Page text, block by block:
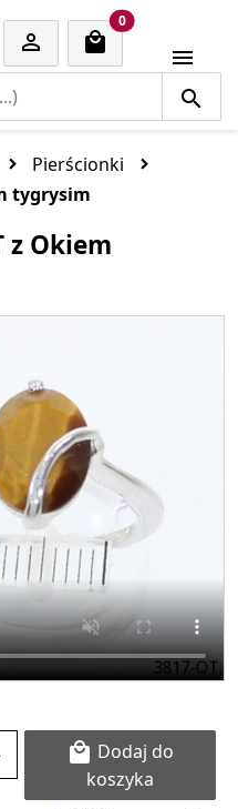

0cart items

Pierścionki
tygrysim
z Okiem

koszyka